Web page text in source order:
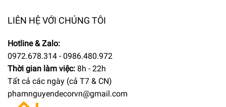
LIÊN HỆ VỚI CHÚNG TÔI
Hotline & Zalo:
0972.678.314 - 0986.480.972
Thời gian làm việc: 8h - 22h
Tất cả các ngày (cả T7 & CN)
phamnguyendecorvn@gmail.com